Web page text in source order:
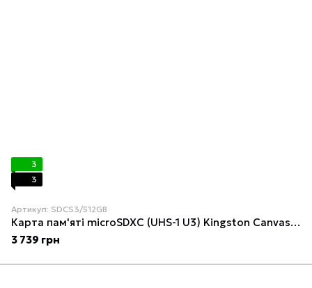
3
3
Артикул: SDCS3/512GB
Карта пам'яті microSDXC (UHS-1 U3) Kingston Canvas Select Plus Gen3 512Gb class 10 А1 V30 (R-150MB/s) (adapter SD)
3 739 грн